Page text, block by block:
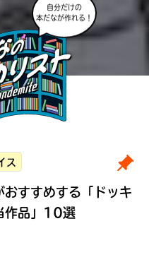
自分だけの
本だなが作れる！
ス
おすすめする 「ドッキ
作品」10選